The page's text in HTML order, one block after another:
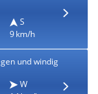
S
9 km/h
und windig
W